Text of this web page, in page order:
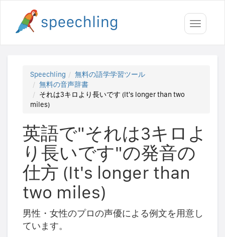
Toggle
Speechling
無料の語学学習ツール
無料の音声辞書
それは3キロより長いです (It's longer than two
miles)
英語で"それは3キロよ
り長いです"の発音の
仕方 (It's longer than
two miles)
男性・女性のプロの声優による例文を用意し
ています。